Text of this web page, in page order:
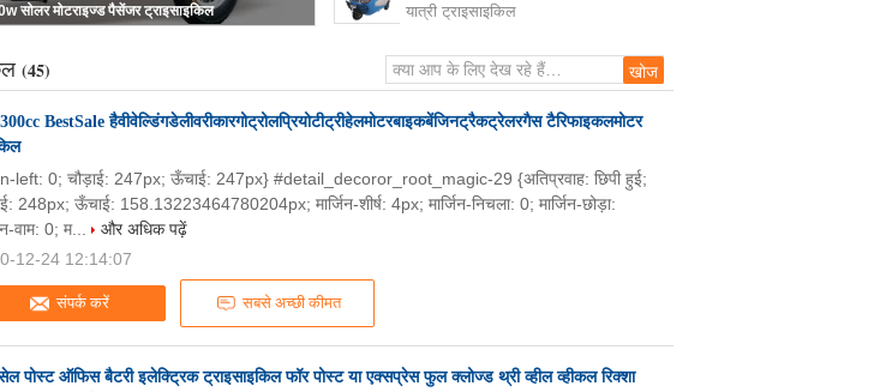
सोलर मोटराइज्ड पैसेंजर ट्राइसाइकिल
यात्री ट्राइसाइकिल
(45)
BestSale हैवीवेल्डिंगडेलीवरीकारगोट्रोलप्रियोटीट्रीहेलमोटरबाइकबेंजिनट्रैकट्रेलरगैस टैरिफाइकलमोटर
संपर्क करें सबसे अच्छी कीमत
left: 0; चौड़ाई: 247px; ऊँचाई: 247px} #detail_decoror_root_magic-29 {अतिप्रवाह: छिपी हुई;
248px; ऊँचाई: 158.13223464780204px; मार्जिन-शीर्ष: 4px; मार्जिन-निचला: 0; मार्जिन-छोड़ा:
वाम: 0; म...
और अधिक पढ़ें
12-24 12:14:07
पोस्ट ऑफिस बैटरी इलेक्ट्रिक ट्राइसाइकिल फॉर पोस्ट या एक्सप्रेस फुल क्लोज्ड थ्री व्हील व्हीकल रिक्शा